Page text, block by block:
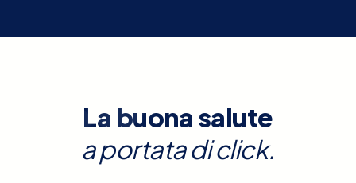
La buona salute
a portata di click.